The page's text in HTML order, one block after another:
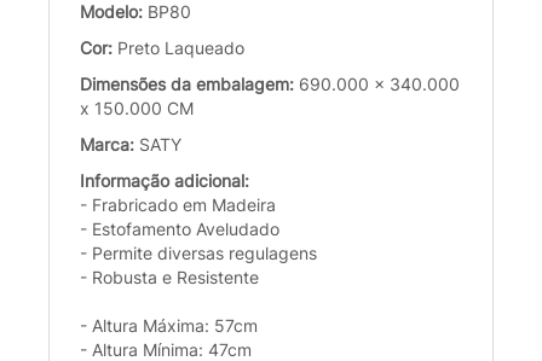
Modelo: BP80
Cor: Preto Laqueado
Dimensões da embalagem: 690.000 x 340.000
x 150.000 CM
Marca: SATY
Informação adicional:
- Frabricado em Madeira
- Estofamento Aveludado
- Permite diversas regulagens
- Robusta e Resistente
- Altura Máxima: 57cm
- Altura Mínima: 47cm